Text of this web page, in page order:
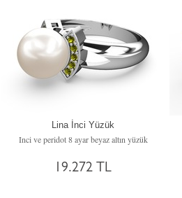
Lina İnci Yüzük
Inci ve peridot 8 ayar beyaz altın yüzük
19.272 TL